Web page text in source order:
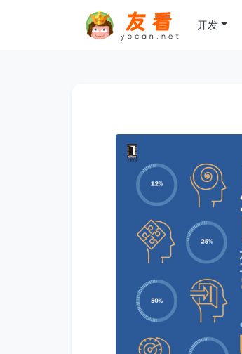
开发